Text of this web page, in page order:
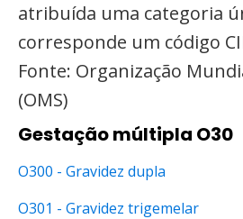
atribuída uma categoria
corresponde um código
Fonte: Organização
(OMS)
Gestação múltipla O30
O300 - Gravidez dupla
O301 - Gravidez trigemelar